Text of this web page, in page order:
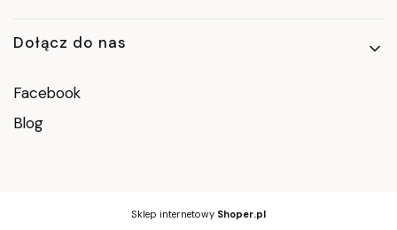
Dołącz do nas
Facebook
Blog
Sklep internetowy Shoper.pl